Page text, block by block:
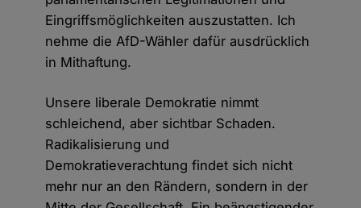
Eingriffsmöglichkeiten auszustatten. Ich
nehme die AfD-Wähler dafür ausdrücklich
in Mithaftung.
Unsere liberale Demokratie nimmt
schleichend, aber sichtbar Schaden.
Radikalisierung und
Demokratieverachtung findet sich nicht
mehr nur an den Rändern, sondern in der